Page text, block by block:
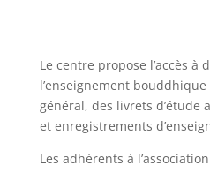
Le centre propose l’accès à
l’enseignement
général, des livrets d’étude
et enregistrements
Les adhérents à